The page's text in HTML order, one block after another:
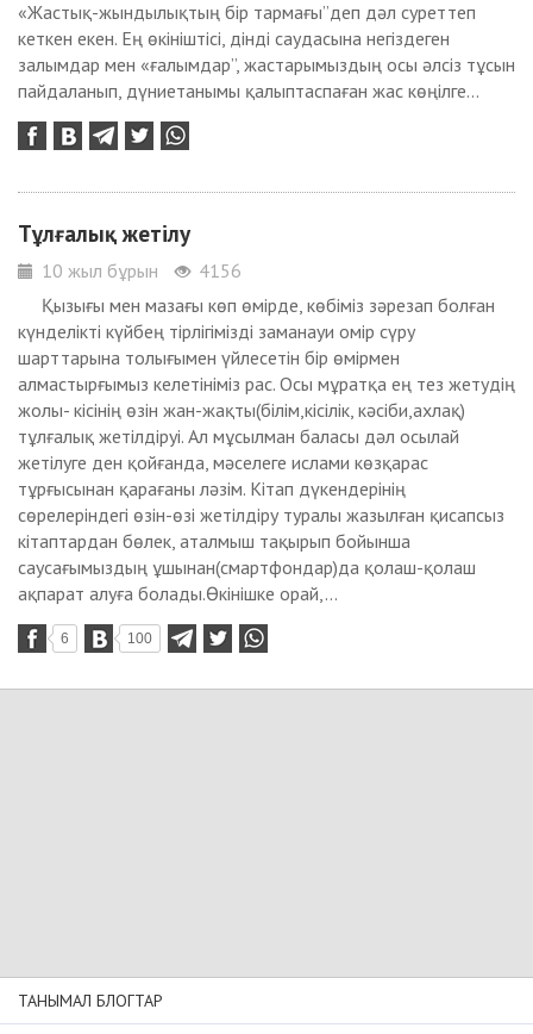
«Жастық-жындылықтың бір тармағы”деп дәл суреттеп
кеткен екен. Ең өкініштісі, дінді саудасына негіздеген
залымдар мен «ғалымдар”, жастарымыздың осы әлсіз тұсын
пайдаланып, дүниетанымы қалыптаспаған жас көңілге...
Тұлғалық жетілу
10 жыл бұрын
4156
Қызығы мен мазағы көп өмірде, көбіміз зәрезап болған
күнделікті күйбең тірлігімізді заманауи омір сүру
шарттарына толығымен үйлесетін бір өмірмен
алмастырғымыз келетініміз рас. Осы мұратқа ең тез жетудің
жолы- кісінің өзін жан-жақты(білім,кісілік, кәсіби,ахлақ)
тұлғалық жетілдіруі. Ал мұсылман баласы дәл осылай
жетілуге ден қойғанда, мәселеге ислами көзқарас
тұрғысынан қарағаны ләзім. Кітап дүкендерінің
сөрелеріндегі өзін-өзі жетілдіру туралы жазылған қисапсыз
кітаптардан бөлек, аталмыш тақырып бойынша
саусағымыздың ұшынан(смартфондар)да қолаш-қолаш
ақпарат алуға болады.Өкінішке орай,...
6 100
ТАНЫМАЛ БЛОГТАР